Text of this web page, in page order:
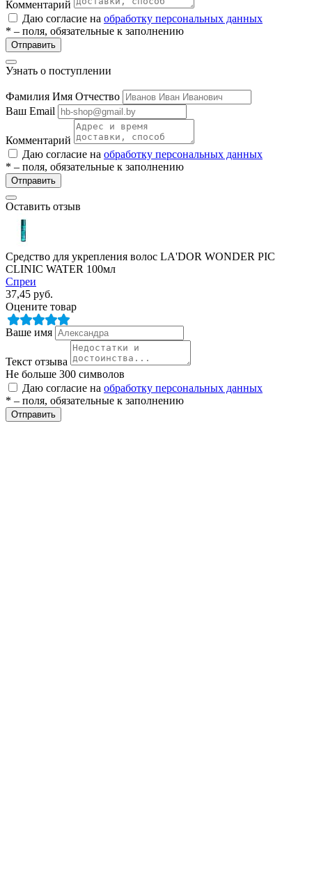
Комментарий
Даю согласие на обработку персональных данных
* – поля, обязательные к заполнению
Отправить
Узнать о поступлении
Фамилия Имя Отчество
Ваш Email
Комментарий
Даю согласие на обработку персональных данных
* – поля, обязательные к заполнению
Отправить
Оставить отзыв
Средство для укрепления волос LA'DOR WONDER PIC
CLINIC WATER 100мл
Спреи
37,45 руб.
Оцените товар
Ваше имя
Текст отзыва
Не больше 300 символов
Даю согласие на обработку персональных данных
* – поля, обязательные к заполнению
Отправить